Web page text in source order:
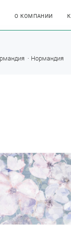
О КОМПАНИИ
Нормандия